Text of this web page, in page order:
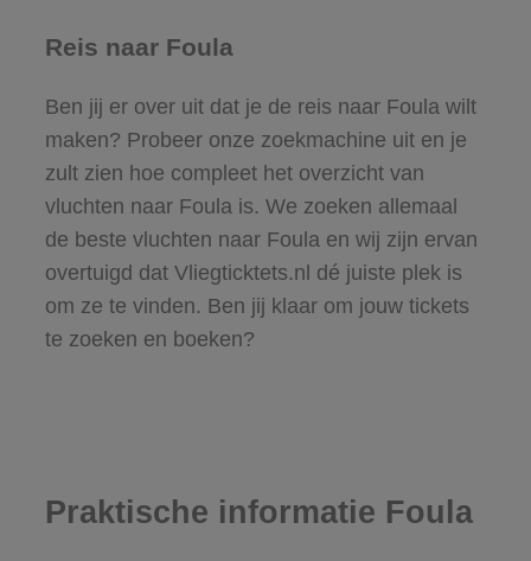
Reis naar Foula
Ben jij er over uit dat je de reis naar Foula wilt
maken? Probeer onze zoekmachine uit en je
zult zien hoe compleet het overzicht van
vluchten naar Foula is. We zoeken allemaal
de beste vluchten naar Foula en wij zijn ervan
overtuigd dat Vliegticktets.nl dé juiste plek is
om ze te vinden. Ben jij klaar om jouw tickets
te zoeken en boeken?
Praktische informatie Foula